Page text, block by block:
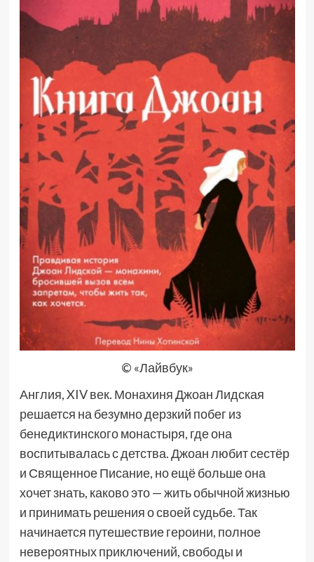
© «Лайвбук»
Англия, XIV век. Монахиня Джоан Лидская
решается на безумно дерзкий побег из
бенедиктинского монастыря, где она
воспитывалась с детства. Джоан любит сестёр
и Священное Писание, но ещё больше она
хочет знать, каково это — жить обычной жизнью
и принимать решения о своей судьбе. Так
начинается путешествие героини, полное
невероятных приключений, свободы и